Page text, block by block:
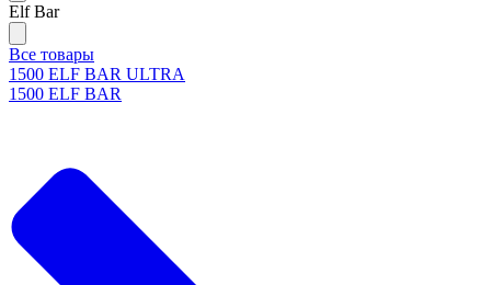
Elf Bar
Все товары
1500 ELF BAR ULTRA
1500 ELF BAR